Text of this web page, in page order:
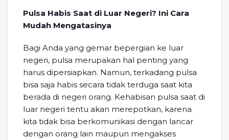
Pulsa Habis Saat di Luar Negeri? Ini Cara
Mudah Mengatasinya
Bagi Anda yang gemar bepergian ke luar
negeri, pulsa merupakan hal penting yang
harus dipersiapkan. Namun, terkadang pulsa
bisa saja habis secara tidak terduga saat kita
berada di negeri orang. Kehabisan pulsa saat di
luar negeri tentu akan merepotkan, karena
kita tidak bisa berkomunikasi dengan lancar
dengan orang lain maupun mengakses